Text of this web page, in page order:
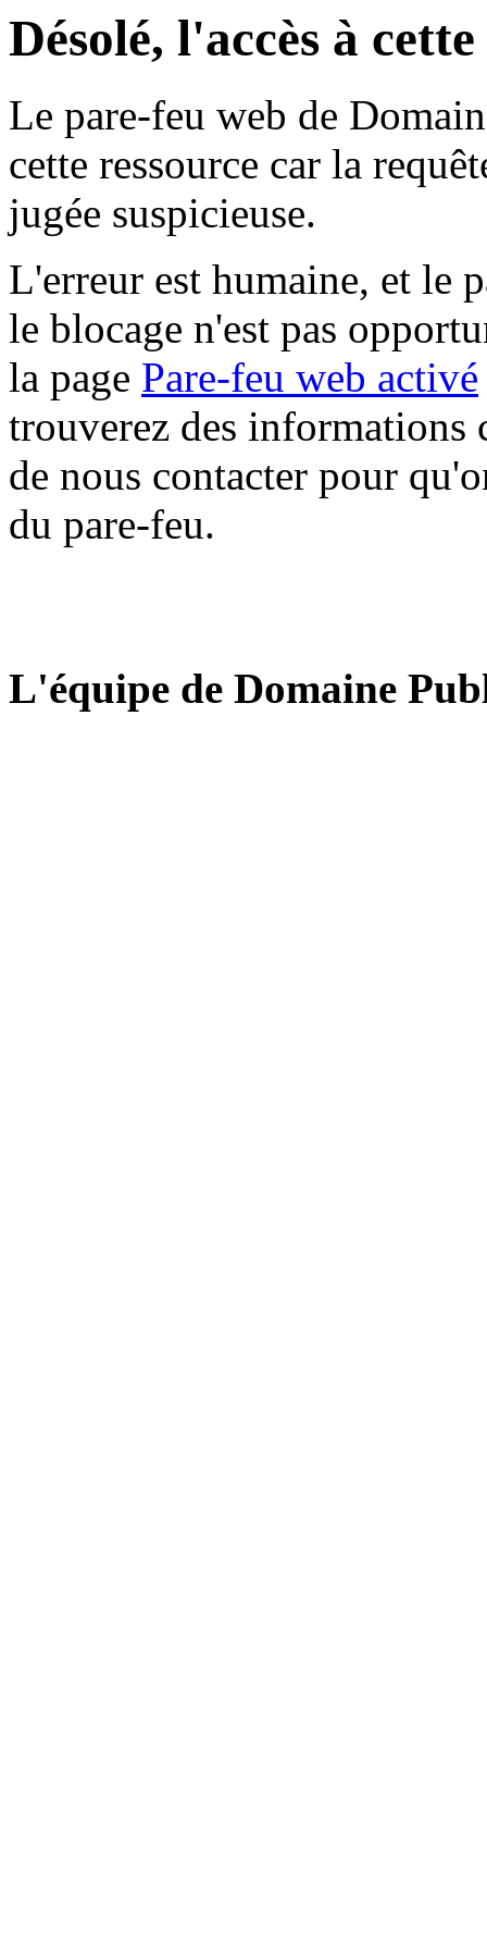
Désolé, l'accès à
Le pare-feu web de
cette ressource car la
jugée suspicieuse.
L'erreur est humaine, et le
le blocage n'est pas
la page Pare-feu web activé
trouverez des informations
de nous contacter pour
du pare-feu.
L'équipe de Domaine